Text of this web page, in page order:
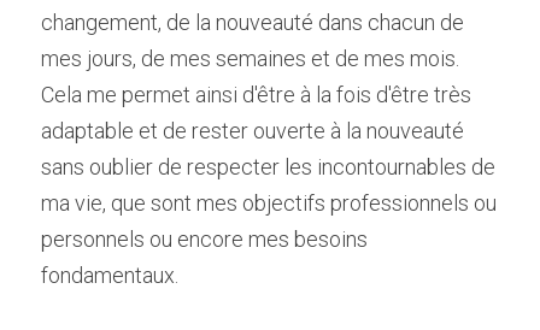
changement, de la nouveauté dans chacun de
mes jours, de mes semaines et de mes mois.
Cela me permet ainsi d'être à la fois d'être très
adaptable et de rester ouverte à la nouveauté
sans oublier de respecter les incontournables de
ma vie, que sont mes objectifs professionnels ou
personnels ou encore mes besoins
fondamentaux.